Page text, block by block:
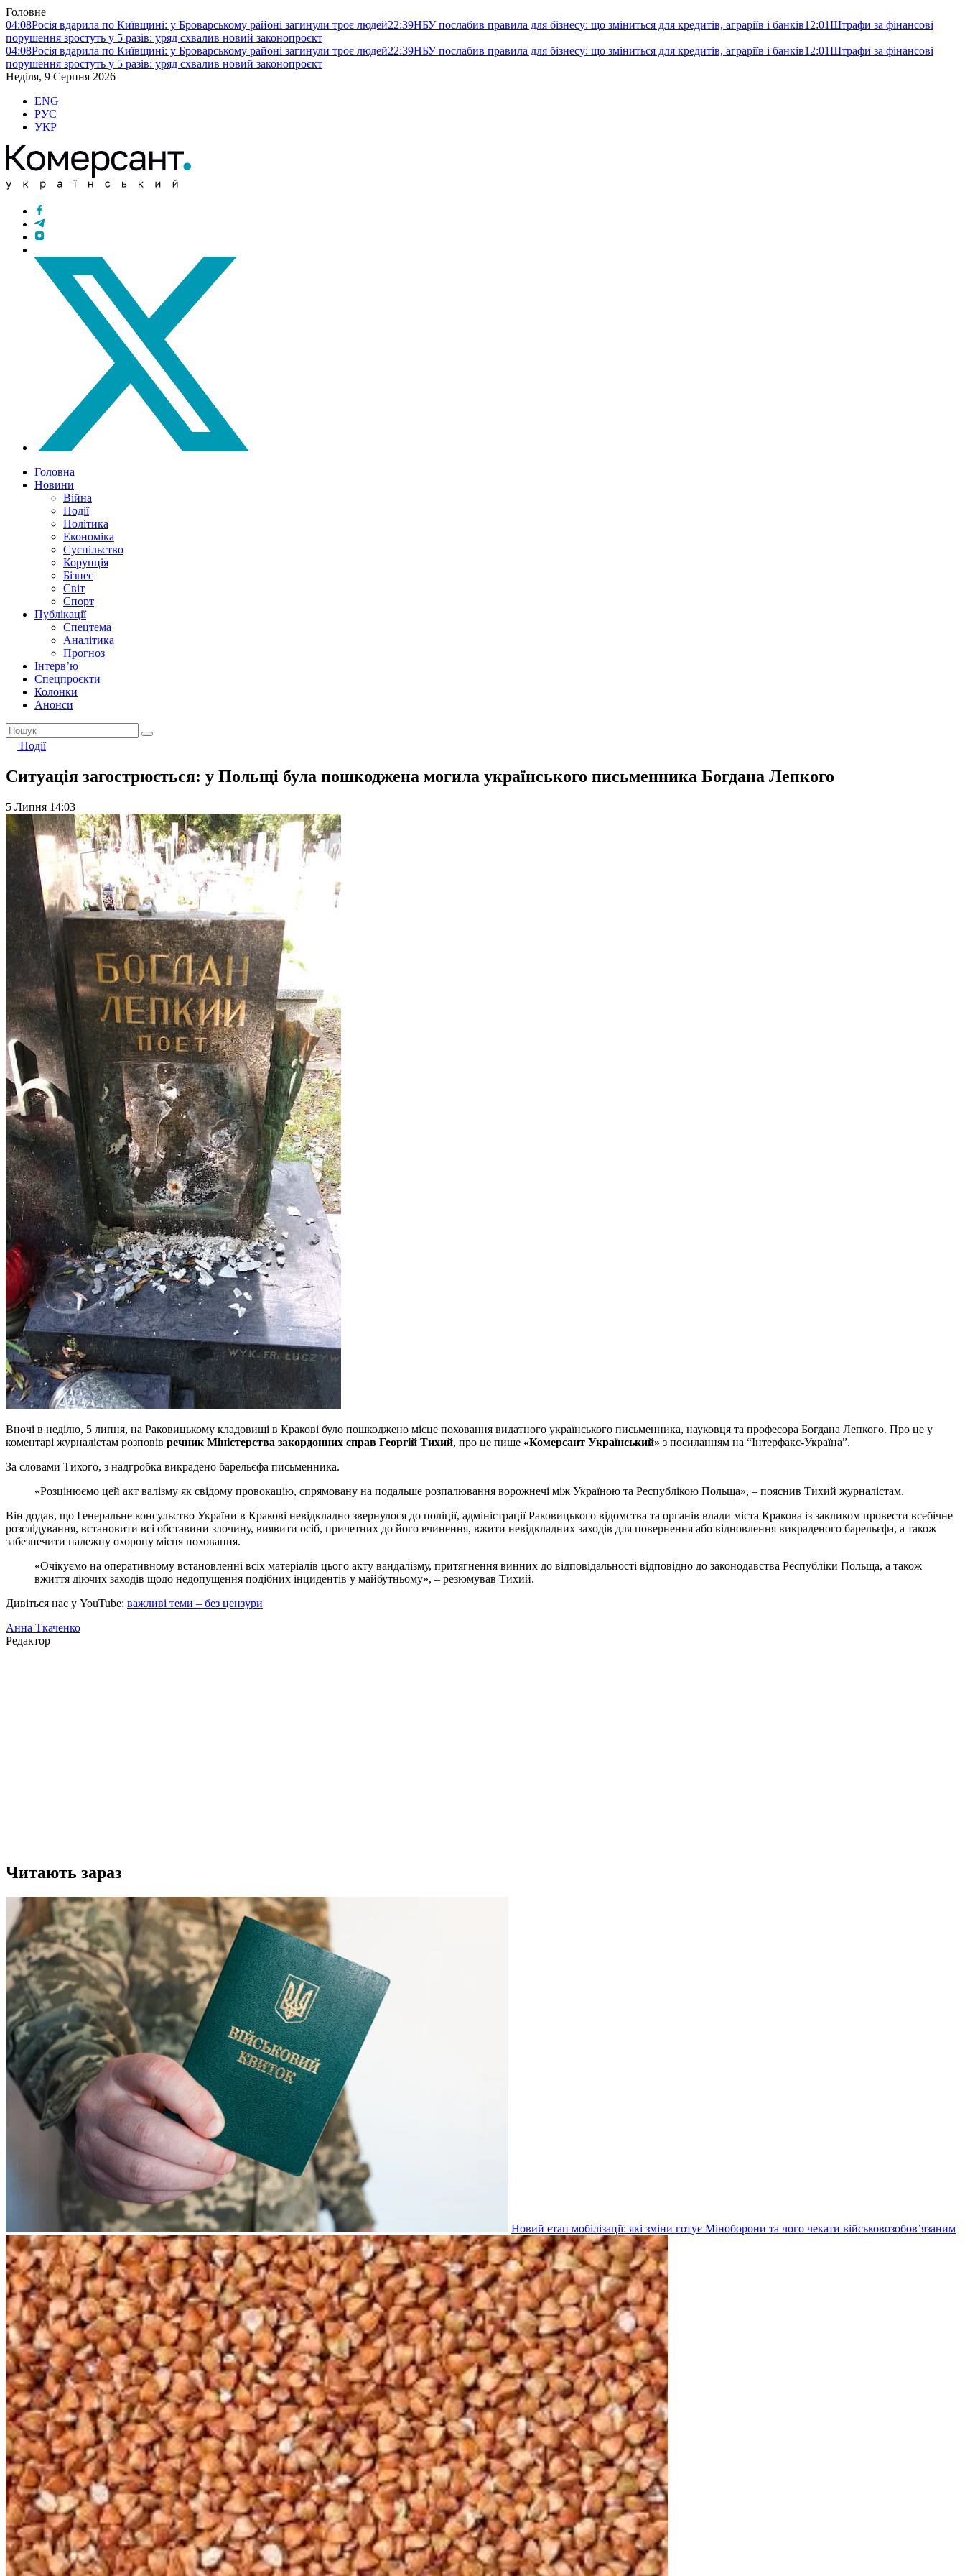
Головне
04:08Росія вдарила по Київщині: у Броварському районі загинули троє людей22:39НБУ послабив правила для бізнесу: що зміниться для кредитів, аграріїв і банків12:01Штрафи за фінансові
порушення зростуть у 5 разів: уряд схвалив новий законопроєкт
04:08Росія вдарила по Київщині: у Броварському районі загинули троє людей22:39НБУ послабив правила для бізнесу: що зміниться для кредитів, аграріїв і банків12:01Штрафи за фінансові
порушення зростуть у 5 разів: уряд схвалив новий законопроєкт
Неділя, 9 Серпня 2026
ENG
РУС
УКР
Головна
Новини
Війна
Події
Політика
Економіка
Суспільство
Корупція
Бізнес
Світ
Спорт
Публікації
Спецтема
Аналітика
Прогноз
Інтерв’ю
Спецпроєкти
Колонки
Анонси
Події
Ситуація загострюється: у Польщі була пошкоджена могила українського письменника Богдана Лепкого
5 Липня 14:03
Вночі в неділю, 5 липня, на Раковицькому кладовищі в Кракові було пошкоджено місце поховання видатного українського письменника, науковця та професора Богдана Лепкого. Про це у
коментарі журналістам розповів речник Міністерства закордонних справ Георгій Тихий, про це пише «Комерсант Український» з посиланням на “Інтерфакс-Україна”.
За словами Тихого, з надгробка викрадено барельєфа письменника.
«Розцінюємо цей акт валізму як свідому провокацію, спрямовану на подальше розпалювання ворожнечі між Україною та Республікою Польща», – пояснив Тихий журналістам.
Він додав, що Генеральне консульство України в Кракові невідкладно звернулося до поліції, адміністрації Раковицького відомства та органів влади міста Кракова із закликом провести всебічне
розслідування, встановити всі обставини злочину, виявити осіб, причетних до його вчинення, вжити невідкладних заходів для повернення або відновлення викраденого барельєфа, а також
забезпечити належну охорону місця поховання.
«Очікуємо на оперативному встановленні всіх матеріалів цього акту вандалізму, притягнення винних до відповідальності відповідно до законодавства Республіки Польща, а також
вжиття діючих заходів щодо недопущення подібних інцидентів у майбутньому», – резюмував Тихий.
Дивіться нас у YouTube: важливі теми – без цензури
Анна Ткаченко
Редактор
Читають зараз
Новий етап мобілізації: які зміни готує Міноборони та чого чекати військовозобов’язаним